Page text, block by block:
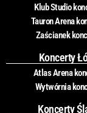
Klub Studio
Tauron Arena
Zaścianek
Koncerty
Atlas Arena
Wytwórnia
Koncerty